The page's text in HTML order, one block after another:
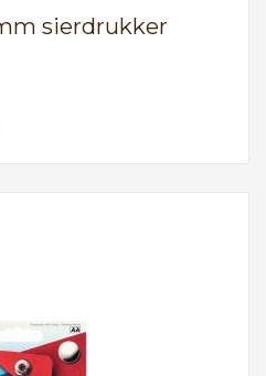
sierdrukker